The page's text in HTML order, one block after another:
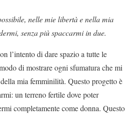
nelle mie libertà e nella mia
senza più spaccarmi in due.
l’intento di dare spazio a tutte le
di mostrare ogni sfumatura che mi
mia femminilità. Questo progetto è
un terreno fertile dove poter
completamente come donna. Questo